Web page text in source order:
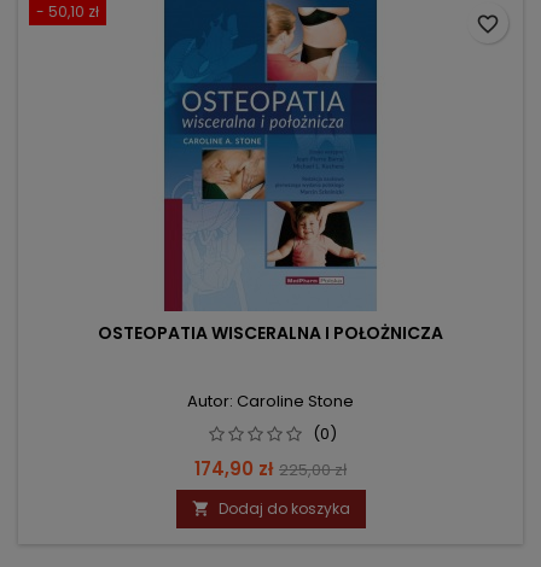
- 50,10 zł
OSTEOPATIA WISCERALNA I POŁOŻNICZA
Autor: Caroline Stone
(0)
Cena
174,90 zł Cena
podstawowa
225,00 zł
 Dodaj do koszyka
favorite_border